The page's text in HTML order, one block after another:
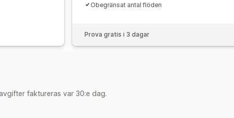
Obegränsat antal flöden
Prova gratis i 3 dagar
faktureras var 30:e dag.